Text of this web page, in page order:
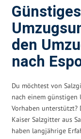
Günstiges
den
nach
Du möchtest von
nach einem günstigen
Vorhaben unterstützt?
Kaiser Salzgitter aus
haben langjährige